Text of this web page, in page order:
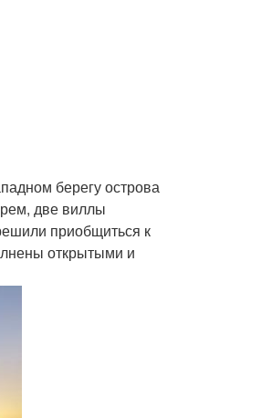
берегу острова
две виллы
приобщиться к
открытыми и